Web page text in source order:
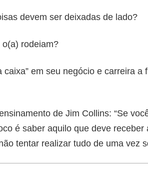
devem ser deixadas de lado?
rodeiam?
em seu negócio e carreira a
de Jim Collins: “Se
é saber aquilo que deve receber
tentar realizar tudo de uma vez